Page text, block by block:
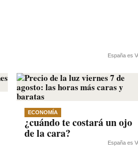
España es
ECONOMÍA
¿cuándo te costará un ojo
de la cara?
España es